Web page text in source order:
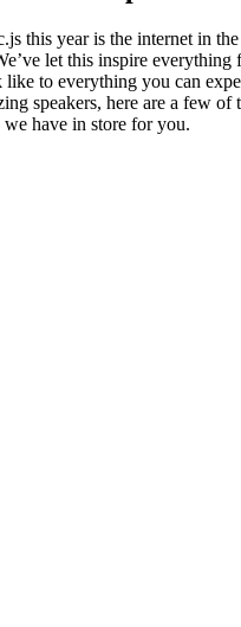
this year is the internet in
let this inspire everything
to everything you can
speakers, here are a few of
we have in store for you.